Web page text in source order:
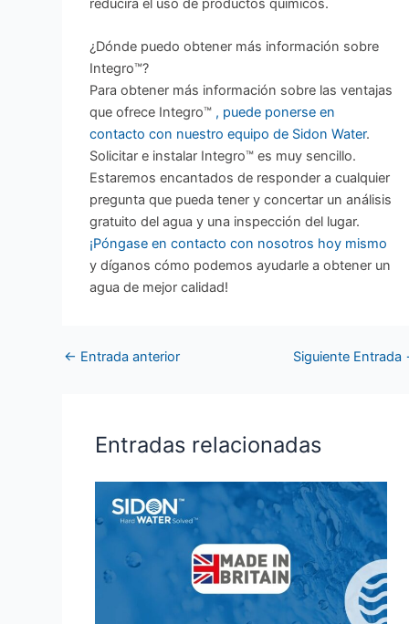
reducirá el uso de productos químicos.
¿Dónde puedo obtener más información sobre
Integro™?
Para obtener más información sobre las ventajas
que ofrece Integro™ , puede ponerse en
contacto con nuestro equipo de Sidon Water.
Solicitar e instalar Integro™ es muy sencillo.
Estaremos encantados de responder a cualquier
pregunta que pueda tener y concertar un análisis
gratuito del agua y una inspección del lugar.
¡Póngase en contacto con nosotros hoy mismo
y díganos cómo podemos ayudarle a obtener un
agua de mejor calidad!
← Entrada anterior Siguiente Entrada
Entradas relacionadas